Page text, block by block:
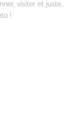
visiter et juste…
!